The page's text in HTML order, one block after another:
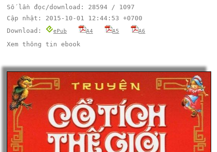
Số lần đọc/download: 28594 / 1097
Cập nhật: 2015-10-01 12:44:53 +0700
Download:
ePub A4 A5 A6
Xem thông tin ebook